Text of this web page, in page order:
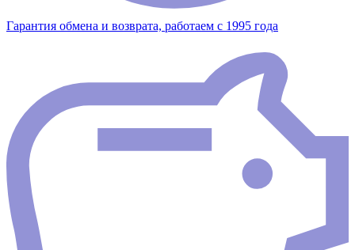
Гарантия обмена и возврата, работаем с 1995 года